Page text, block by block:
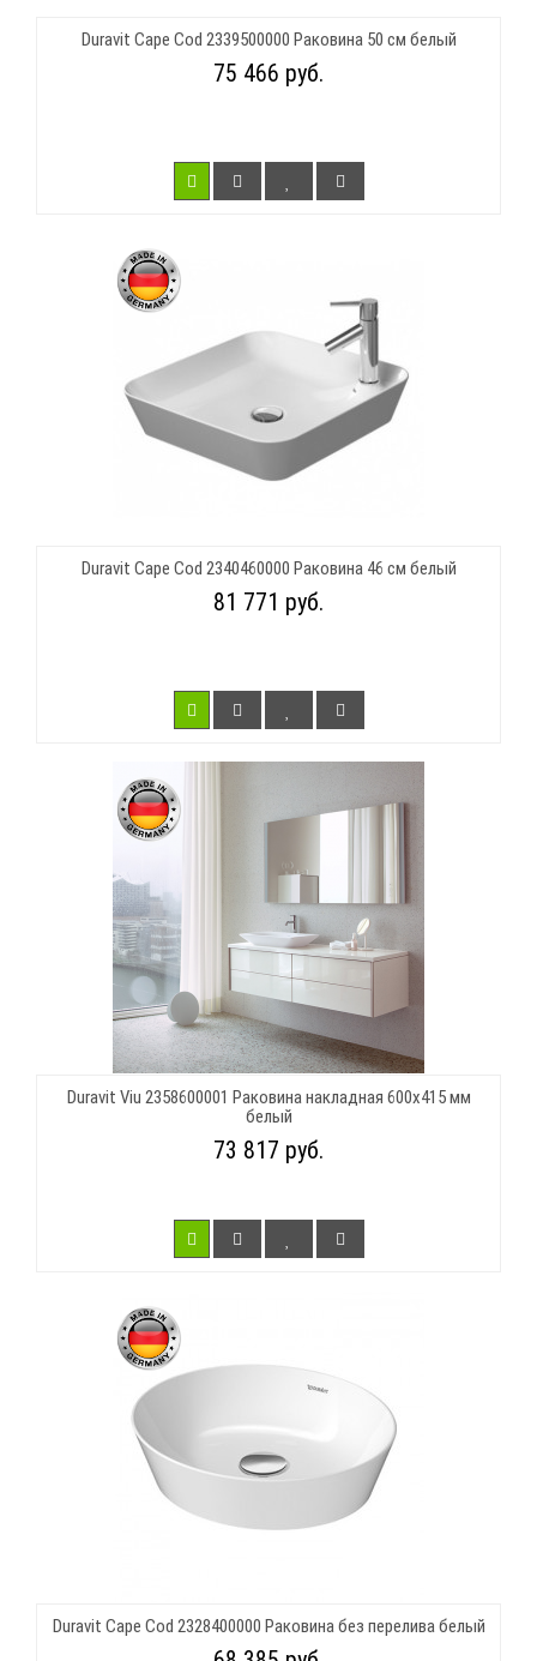
Duravit Cape Cod 2339500000 Раковина 50 см белый
75 466 руб.
Duravit Cape Cod 2340460000 Раковина 46 см белый
81 771 руб.
Duravit Viu 2358600001 Раковина накладная 600х415 мм
белый
73 817 руб.
Duravit Cape Cod 2328400000 Раковина без перелива белый